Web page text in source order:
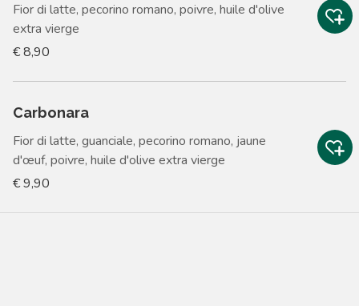
Fior di latte, pecorino romano, poivre, huile d'olive
extra vierge
€ 8,90
Carbonara
Fior di latte, guanciale, pecorino romano, jaune
d'œuf, poivre, huile d'olive extra vierge
€ 9,90